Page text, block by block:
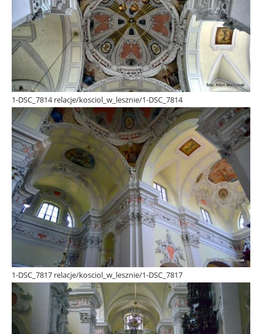
1-DSC_7814 relacje/kosciol_w_lesznie/1-DSC_7814
1-DSC_7817 relacje/kosciol_w_lesznie/1-DSC_7817